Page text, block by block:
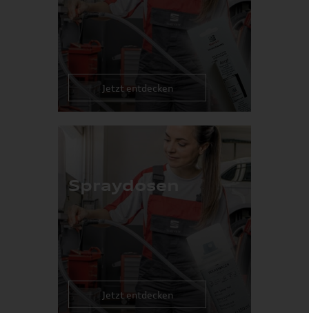
Jetzt entdecken
Spraydosen
Jetzt entdecken